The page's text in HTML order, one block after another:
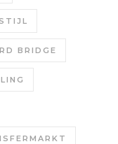
BRIDGE